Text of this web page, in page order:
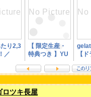
ロツキ長屋